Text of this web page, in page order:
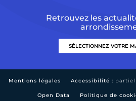
Retrouvez les
Mentions légales Accessibilité :
Open Data Politique de